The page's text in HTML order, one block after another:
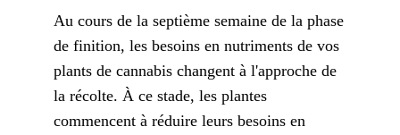
Au cours de la septième semaine de la phase
de finition, les besoins en nutriments de vos
plants de cannabis changent à l'approche de
la récolte. À ce stade, les plantes
commencent à réduire leurs besoins en